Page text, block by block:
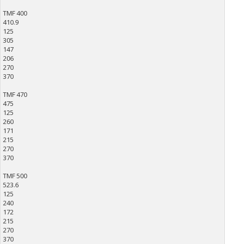
TMF 400
410.9
125
305
147
206
270
370
TMF 470
475
125
260
171
215
270
370
TMF 500
523.6
125
240
172
215
270
370